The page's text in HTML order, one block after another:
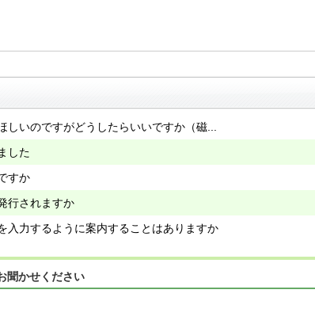
いのですがどうしたらいいですか（磁...
した
すか
行されますか
入力するように案内することはありますか
聞かせください